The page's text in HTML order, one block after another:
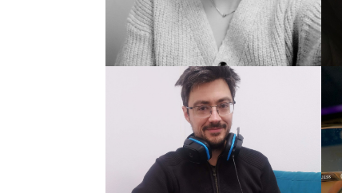
Damien Cassou